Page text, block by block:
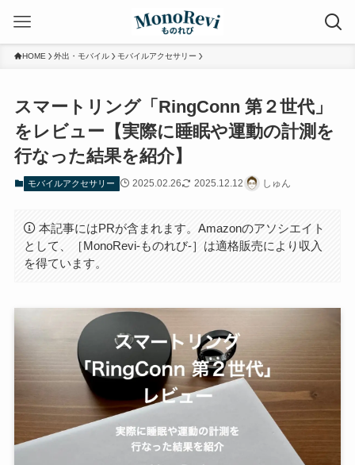
HOME 外出・モバイル モバイルアクセサリー
スマートリング「RingConn 第２世代」
をレビュー【実際に睡眠や運動の計測を
行なった結果を紹介】
モバイルアクセサリー 2025.02.26 2025.12.12 しゅん
本記事にはPRが含まれます。Amazonのアソシエイト
として、［MonoRevi-ものれび-］は適格販売により収入
を得ています。